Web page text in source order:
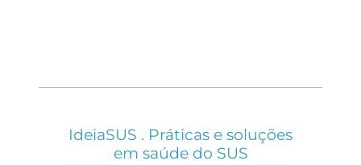
IdeiaSUS . Práticas e soluções
em saúde do SUS